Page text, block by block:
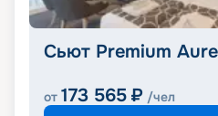
Сьют Premium
от 173 565 ₽ /чел